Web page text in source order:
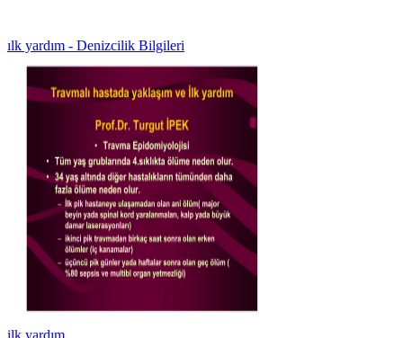
ılk yardım - Denizcilik Bilgileri
ilk yardım